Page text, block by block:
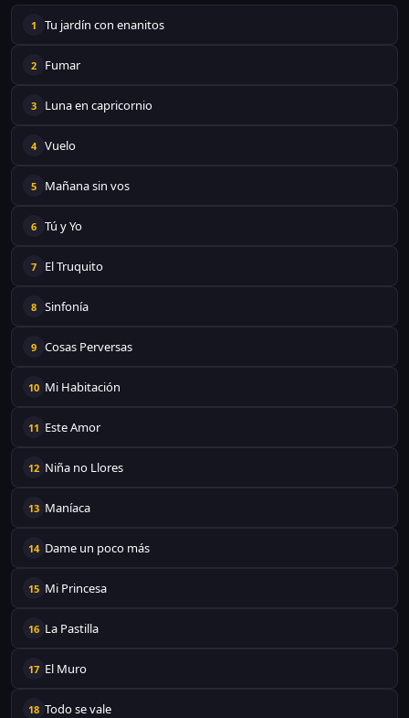
1 Tu jardín con enanitos
2 Fumar
3 Luna en capricornio
4 Vuelo
5 Mañana sin vos
6 Tú y Yo
7 El Truquito
8 Sinfonía
9 Cosas Perversas
10 Mi Habitación
11 Este Amor
12 Niña no Llores
13 Maníaca
14 Dame un poco más
15 Mi Princesa
16 La Pastilla
17 El Muro
18 Todo se vale